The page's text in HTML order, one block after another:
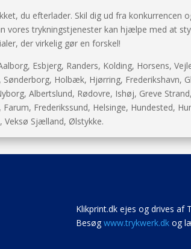
du efterlader. Skil dig ud fra konkurrencen
vores trykningstjenester kan hjælpe med at
der virkelig gør en forskel!
Esbjerg, Randers, Kolding, Horsens,
Holbæk, Hjørring, Frederikshavn,
Albertslund, Rødovre, Ishøj, Greve
Frederikssund, Helsinge, Hundested,
Veksø Sjælland, Ølstykke.
Klikprint.dk ejes og drives af
Besøgwww.trykwerk.dk og